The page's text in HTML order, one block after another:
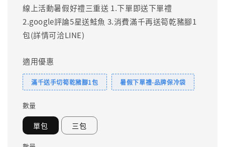
線上活動暑假好禮三重送 1.下單即送下單禮
2.google評論5星送鮭魚 3.消費滿千再送筍乾豬腳1
包(詳情可洽LINE)
適用優惠
滿千送手切筍乾豬腳1包 暑假下單禮-品牌保冷袋
數量
單包 三包